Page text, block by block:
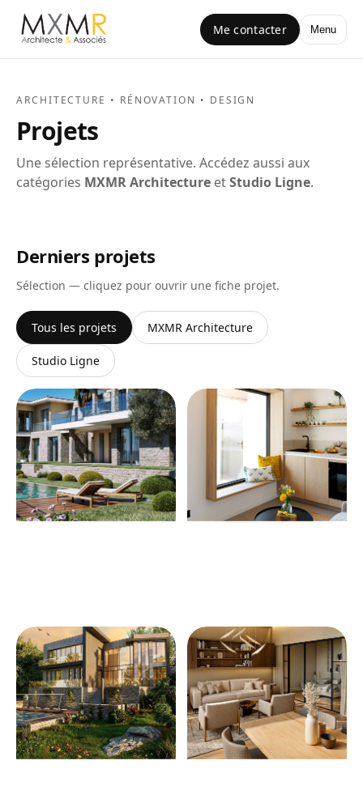
Me contacter Menu
ARCHITECTURE • RÉNOVATION • DESIGN
Projets
Une sélection représentative. Accédez aussi aux
catégories MXMR Architecture etStudio Ligne.
Derniers projets
Sélection — cliquez pour ouvrir une fiche projet.
Tous les projets MXMR Architecture
Studio Ligne